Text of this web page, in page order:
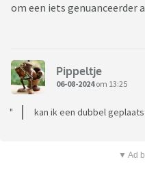
om een iets genuanceerder
Pippeltje
06-08-2024om 13:25
kan ik een dubbel
▼ Ad